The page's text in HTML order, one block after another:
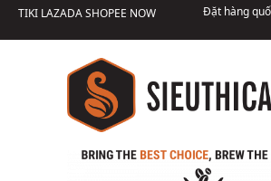
TIKI LAZADASHOPEE NOW
Đặt hàng